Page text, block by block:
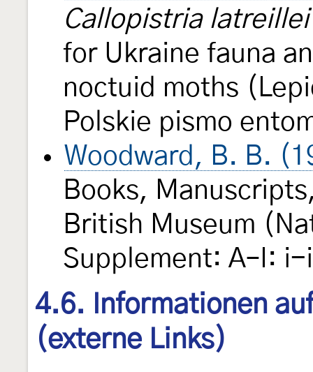
Callopistria latreillei
for Ukraine fauna
noctuid moths
Polskie pismo
Woodward, B. B.
Books,
British Museum
Supplement: A–I:
4.6. Informationen
(externe Links)